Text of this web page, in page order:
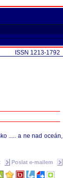
ISSN 1213-1792
..... a ne nad oceán,
Poslat e-mailem